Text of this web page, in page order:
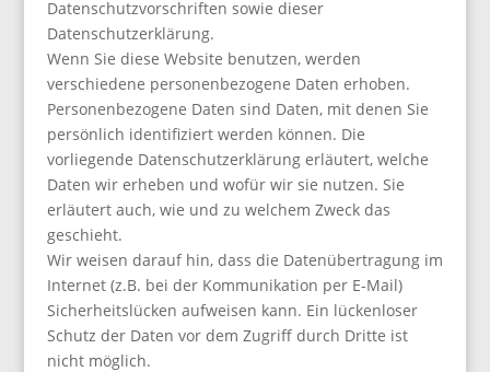
Datenschutzvorschriften sowie dieser
Datenschutzerklärung.
Wenn Sie diese Website benutzen, werden
verschiedene personenbezogene Daten erhoben.
Personenbezogene Daten sind Daten, mit denen Sie
persönlich identifiziert werden können. Die
vorliegende Datenschutzerklärung erläutert, welche
Daten wir erheben und wofür wir sie nutzen. Sie
erläutert auch, wie und zu welchem Zweck das
geschieht.
Wir weisen darauf hin, dass die Datenübertragung im
Internet (z.B. bei der Kommunikation per E-Mail)
Sicherheitslücken aufweisen kann. Ein lückenloser
Schutz der Daten vor dem Zugriff durch Dritte ist
nicht möglich.